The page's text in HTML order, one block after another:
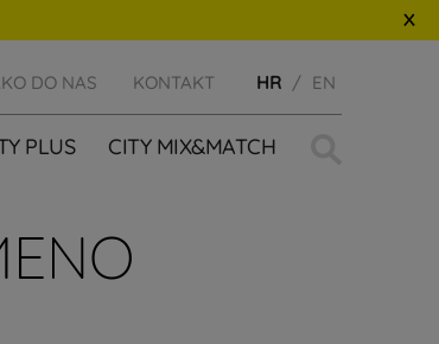
DO NAS KONTAKT HR EN
PLUS CITY MIX&MATCH